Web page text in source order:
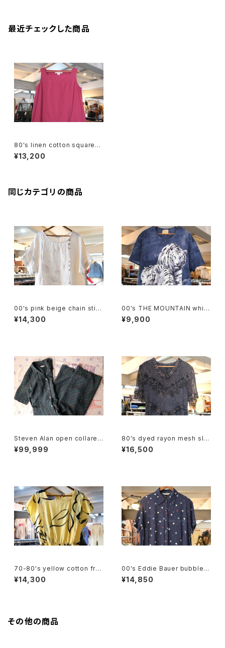
最近チェックした商品
80's linen cotton square-n
eck sleeveless maxi Dres
s
¥13,200
同じカテゴリの商品
00's pink beige chain stitc
hed linen pullover Dress
¥14,300
00's THE MOUNTAIN white
tiger tie-dye tee Dress
¥9,900
Steven Alan open collared
Jumpsuit "green"
¥99,999
80's dyed rayon mesh sle
eve long Dress
¥16,500
70-80's yellow cotton fre
nch sleeve blouse Dress
¥14,300
00's Eddie Bauer bubble d
ot rayon shirt maxi Dress
¥14,850
その他の商品